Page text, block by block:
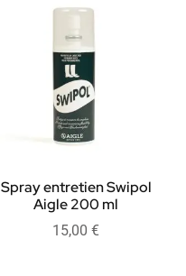
Spray entretien Swipol
Aigle 200 ml
15,00 €